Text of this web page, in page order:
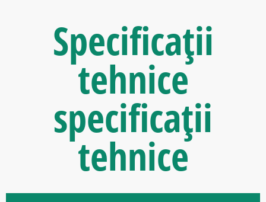
Specificații
tehnice
specificații
tehnice